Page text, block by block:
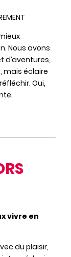
Nous avons
d’aventures,
mais éclaire
Oui,
vivre en
du plaisir,